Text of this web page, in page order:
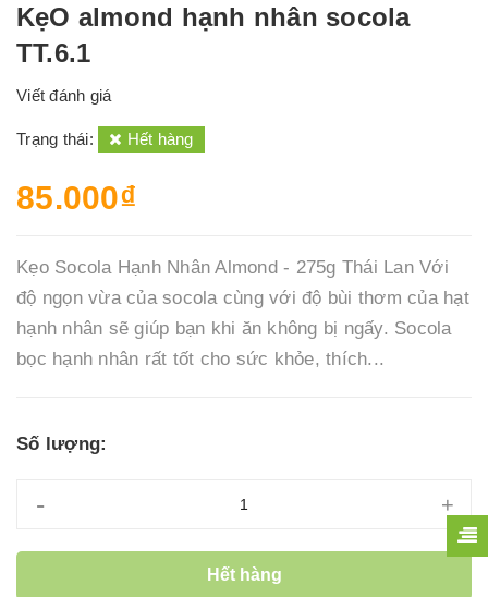
KẹO almond hạnh nhân socola
TT.6.1
Viết đánh giá
Trạng thái: Hết hàng
85.000₫
Kẹo Socola Hạnh Nhân Almond - 275g Thái Lan Với
độ ngọn vừa của socola cùng với độ bùi thơm của hạt
hạnh nhân sẽ giúp bạn khi ăn không bị ngấy. Socola
bọc hạnh nhân rất tốt cho sức khỏe, thích...
Số lượng:
- +
Hết hàng